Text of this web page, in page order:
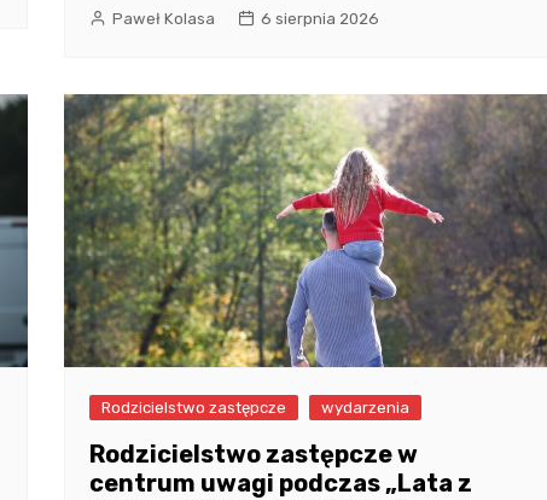
Paweł Kolasa 6 sierpnia 2026
Rodzicielstwo zastępcze wydarzenia
Rodzicielstwo zastępcze w
centrum uwagi podczas „Lata z